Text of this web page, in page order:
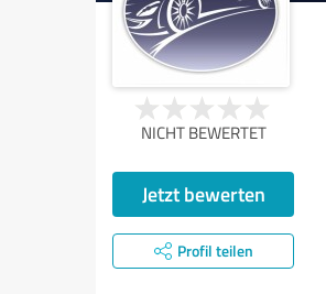
NICHT BEWERTET
Jetzt bewerten
Profil teilen